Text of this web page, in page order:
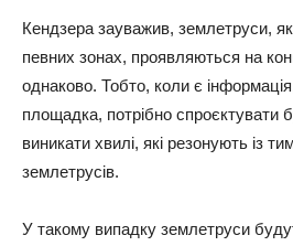
Кендзера зауважив, землетруси,
певних зонах, проявляються на
однаково. Тобто, коли є
площадка, потрібно спроєктувати
виникати хвилі, які резонують із
землетрусів.
У такому випадку землетруси